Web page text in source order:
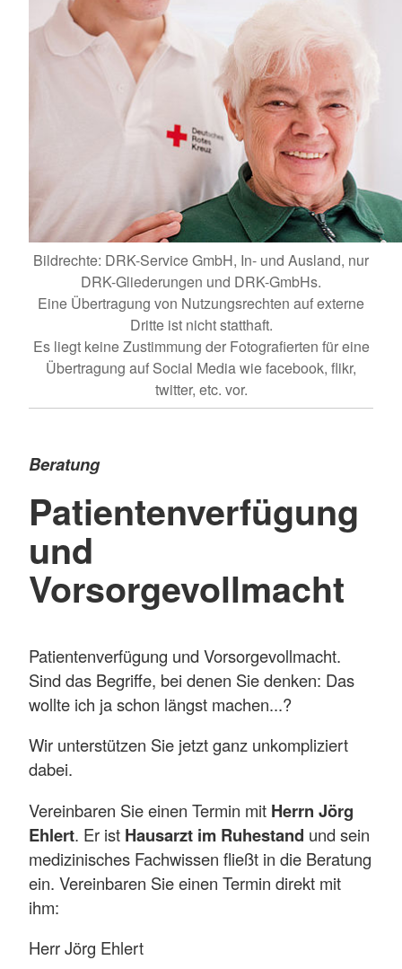
Bildrechte: DRK-Service GmbH, In- und Ausland, nur
DRK-Gliederungen und DRK-GmbHs.
Eine Übertragung von Nutzungsrechten auf externe
Dritte ist nicht statthaft.
Es liegt keine Zustimmung der Fotografierten für eine
Übertragung auf Social Media wie facebook, flikr,
twitter, etc. vor.
Beratung
Patientenverfügung
und
Vorsorgevollmacht
Patientenverfügung und Vorsorgevollmacht.
Sind das Begriffe, bei denen Sie denken: Das
wollte ich ja schon längst machen...?
Wir unterstützen Sie jetzt ganz unkompliziert
dabei.
Vereinbaren Sie einen Termin mit Herrn Jörg
Ehlert. Er ist Hausarzt im Ruhestand und sein
medizinisches Fachwissen fließt in die Beratung
ein. Vereinbaren Sie einen Termin direkt mit
ihm:
Herr Jörg Ehlert